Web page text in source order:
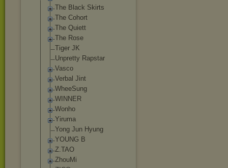
The Black Skirts
The Cohort
The Quiett
The Rose
Tiger JK
Unpretty Rapstar
Vasco
Verbal Jint
WheeSung
WINNER
Wonho
Yiruma
Yong Jun Hyung
YOUNG B
Z.TAO
ZhouMi